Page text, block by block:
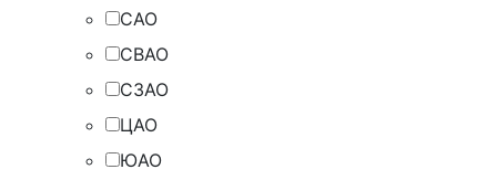
САО
СВАО
СЗАО
ЦАО
ЮАО